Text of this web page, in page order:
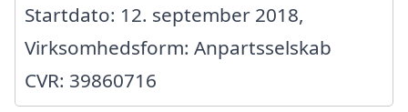
Startdato: 12. september 2018,
Virksomhedsform: Anpartsselskab
CVR: 39860716